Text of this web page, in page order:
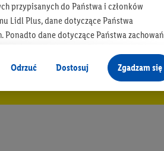
na bieżąco
newsletter Lidla
Zapisz się!
przypisanych do Państwa i członków
Lidl Plus, dane dotyczące Państwa
dane dotyczące Państwa zachowań
danych
są również wzbogacane o dane z innych
zachowań zakupowych w usługach Lidl,
Odrzuć Dostosuj Zgadzam się